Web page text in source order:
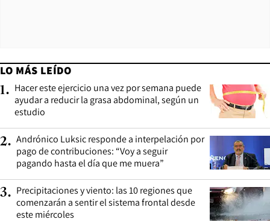
LO MÁS LEÍDO
1. Hacer este ejercicio una vez por semana puede
ayudar a reducir la grasa abdominal, según un
estudio
2. Andrónico Luksic responde a interpelación por
pago de contribuciones: “Voy a seguir
pagando hasta el día que me muera”
3. Precipitaciones y viento: las 10 regiones que
comenzarán a sentir el sistema frontal desde
este miércoles